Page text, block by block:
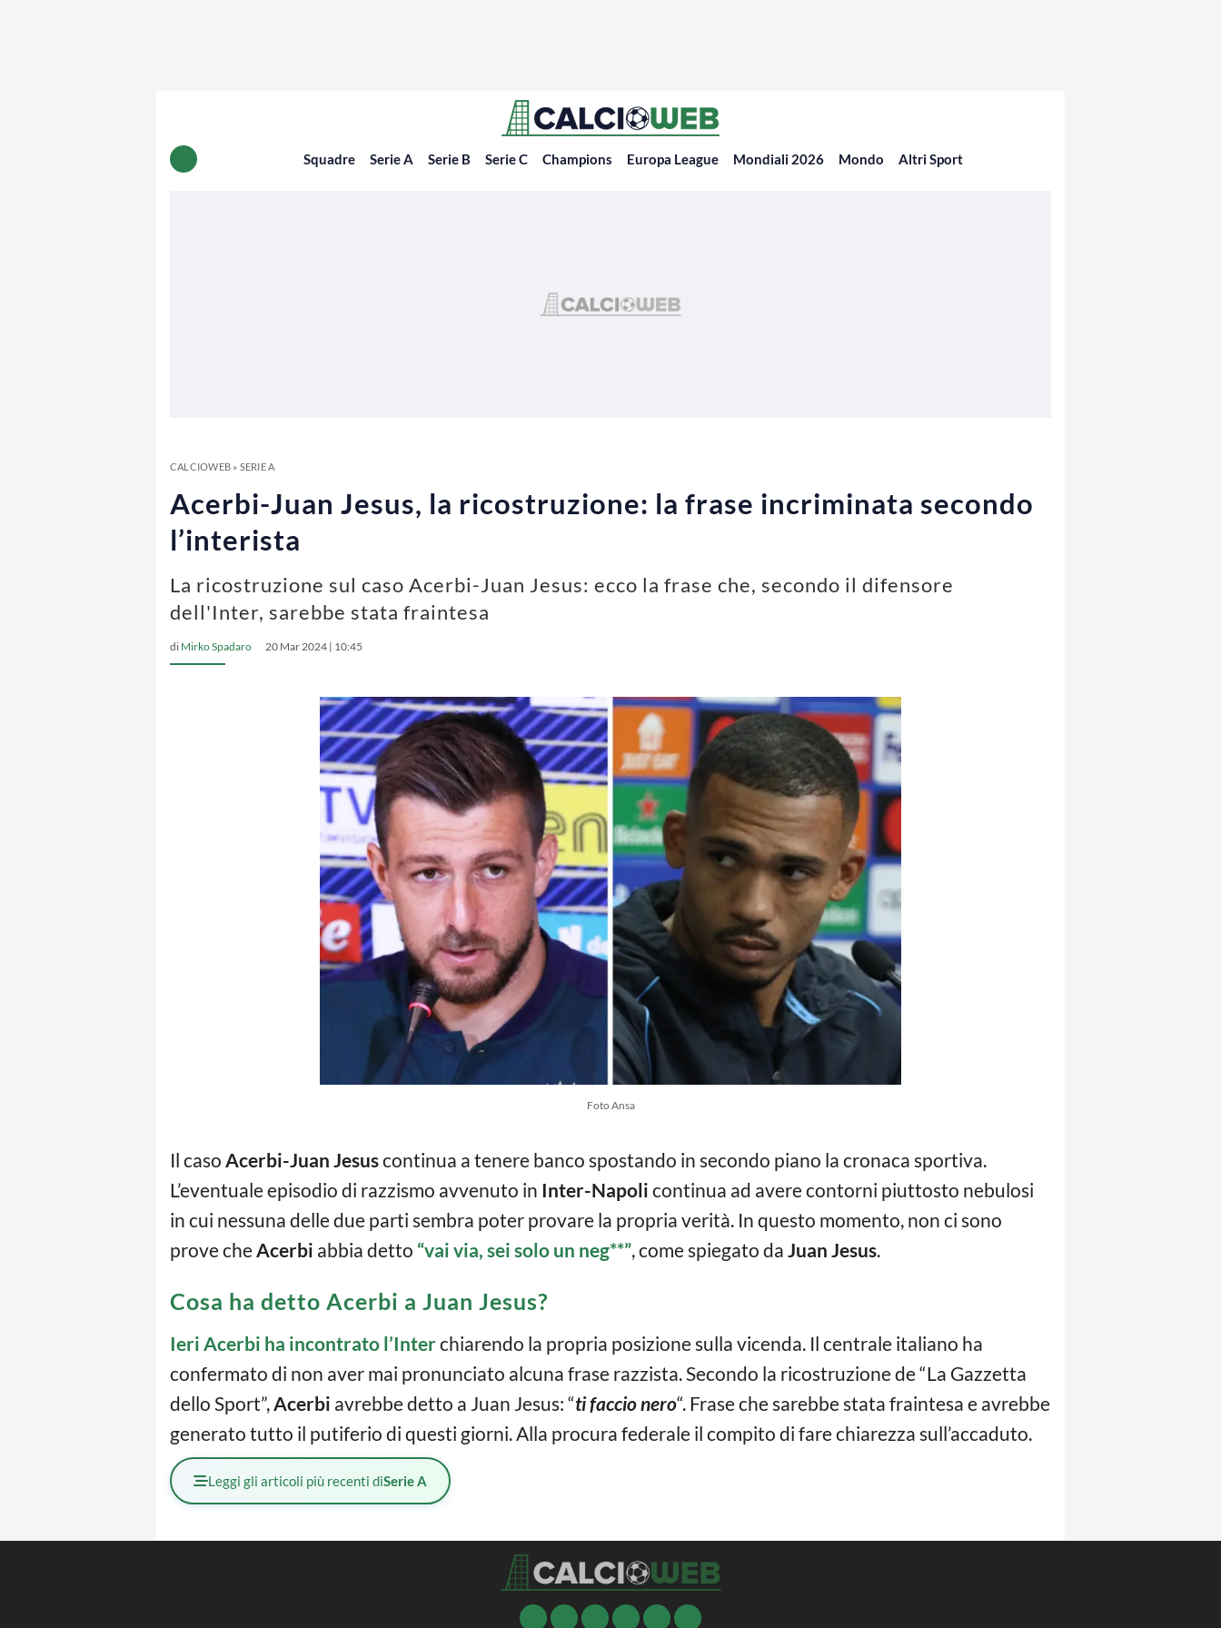
Squadre Serie A Serie B Serie C Champions Europa League Mondiali 2026 Mondo Altri Sport
CALCIOWEB» SERIE A
Acerbi-Juan Jesus, la ricostruzione: la frase incriminata secondo
l’interista
La ricostruzione sul caso Acerbi-Juan Jesus: ecco la frase che, secondo il difensore
dell'Inter, sarebbe stata fraintesa
di Mirko Spadaro 20 Mar 2024 | 10:45
Foto Ansa
Il caso Acerbi-Juan Jesuscontinua a tenere banco spostando in secondo piano la cronaca sportiva.
L’eventuale episodio di razzismo avvenuto in Inter-Napoli continua ad avere contorni piuttosto nebulosi
in cui nessuna delle due parti sembra poter provare la propria verità. In questo momento, non ci sono
prove cheAcerbi abbia detto “vai via, sei solo un neg**”, come spiegato da Juan Jesus.
Cosa ha detto Acerbi a Juan Jesus?
Ieri Acerbi ha incontrato l’Interchiarendo la propria posizione sulla vicenda. Il centrale italiano ha
confermato di non aver mai pronunciato alcuna frase razzista. Secondo la ricostruzione de “La Gazzetta
dello Sport”,Acerbi avrebbe detto a Juan Jesus: “ti faccio nero“. Frase che sarebbe stata fraintesa e avrebbe
generato tutto il putiferio di questi giorni. Alla procura federale il compito di fare chiarezza sull’accaduto.
Leggi gli articoli più recenti diSerie A